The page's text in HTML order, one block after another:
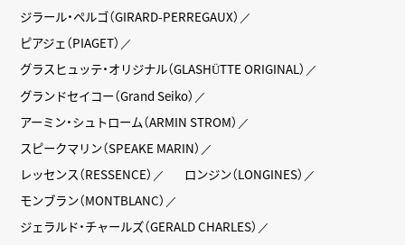
ジラール・ペルゴ（GIRARD-PERREGAUX）
ピアジェ（PIAGET）
グラスヒュッテ・オリジナル（GLASHÜTTE ORIGINAL）
グランドセイコー（Grand Seiko）
アーミン・シュトローム（ARMIN STROM）
スピークマリン（SPEAKE MARIN）
レッセンス（RESSENCE）
ロンジン（LONGINES）
モンブラン（MONTBLANC）
ジェラルド・チャールズ（GERALD CHARLES）